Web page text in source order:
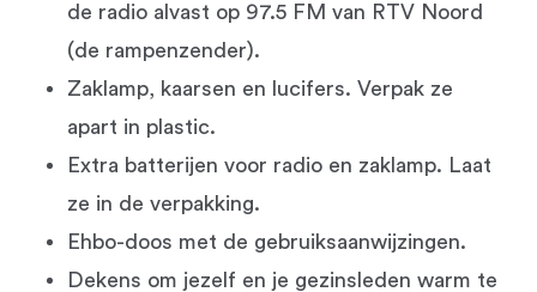
de radio alvast op 97.5 FM van RTV Noord
(de rampenzender).
Zaklamp, kaarsen en lucifers. Verpak ze
apart in plastic.
Extra batterijen voor radio en zaklamp. Laat
ze in de verpakking.
Ehbo-doos met de gebruiksaanwijzingen.
Dekens om jezelf en je gezinsleden warm te